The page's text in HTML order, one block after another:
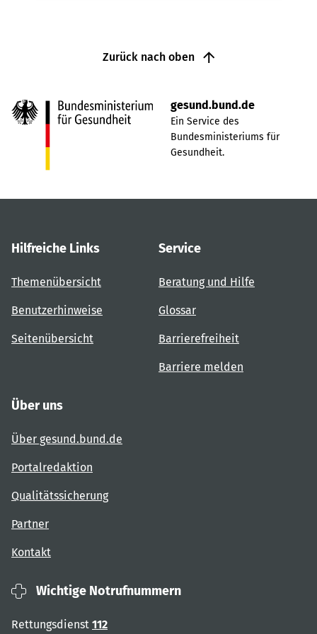
Zurück nach oben
gesund.bund.de
Ein Service des
Bundesministeriums für
Gesundheit.
Hilfreiche Links
Themenübersicht
Benutzerhinweise
Seitenübersicht
Service
Beratung und Hilfe
Glossar
Barrierefreiheit
Barriere melden
Über uns
Über gesund.bund.de
Portalredaktion
Qualitätssicherung
Partner
Kontakt
Wichtige Notrufnummern
Rettungsdienst 112